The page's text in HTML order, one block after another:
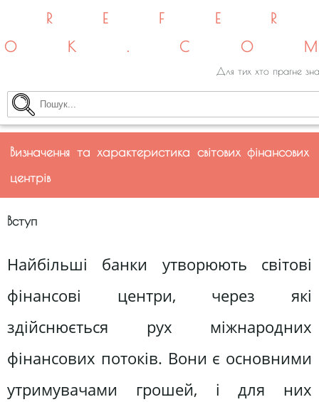
Для тих хто прагне
Визначення та характеристика світових фінансових
центрів
Вступ
Найбільші банки утворюють світові
фінансові центри, через які
здійснюється рух міжнародних
фінансових потоків. Вони є основними
утримувачами грошей, і для них